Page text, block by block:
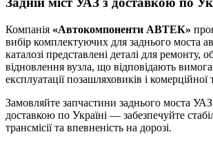
Компанія «Автокомпоненти АВТЕК»
вибір комплектуючих для заднього моста
каталозі представлені деталі для ремонту,
відновлення вузла, що відповідають
експлуатації позашляховиків і комерційної
Замовляйте запчастини заднього моста
доставкою по Україні — забезпечуйте
трансмісії та впевненість на дорозі.